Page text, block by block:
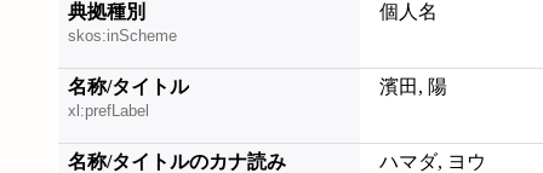
典拠種別
skos:inScheme
個人名
名称/タイトル
xl:prefLabel
濱田, 陽
名称/タイトルのカナ読み ハマダ, ヨウ